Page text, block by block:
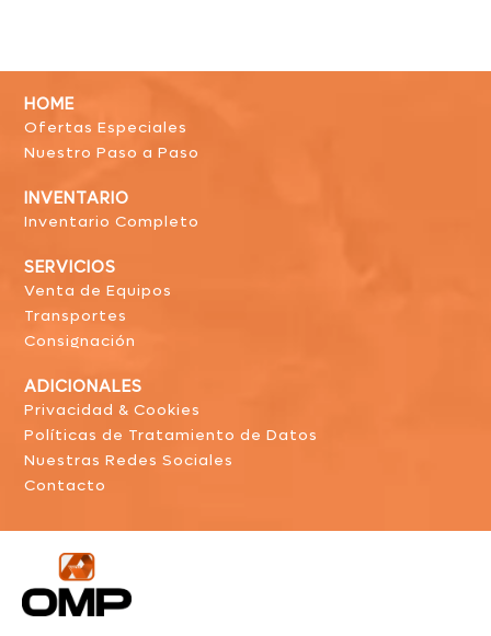
HOME
Ofertas Especiales
Nuestro Paso a Paso
INVENTARIO
Inventario Completo
SERVICIOS
Venta de Equipos
Transportes
Consignación
ADICIONALES
Privacidad & Cookies
Políticas de Tratamiento de Datos
Nuestras Redes Sociales
Contacto